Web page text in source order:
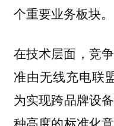
个重要业务板块。
在技术层面 ，竞
准由无线充电联
为实现跨品牌设
种高度的标准化